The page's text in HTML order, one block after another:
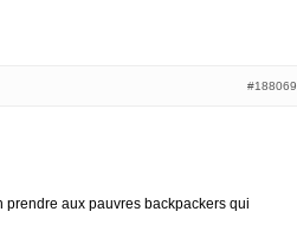
#188069
prendre aux pauvres backpackers qui